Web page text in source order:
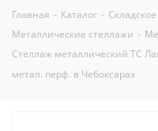
Главная - Каталог -
Металлические стеллажи -
Стеллаж металлический ТС
метал. перф. в Чебоксарах